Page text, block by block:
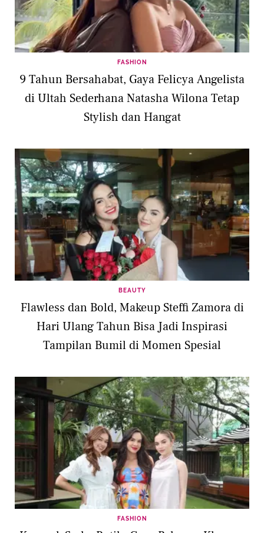
FASHION
9 Tahun Bersahabat, Gaya Felicya Angelista
di Ultah Sederhana Natasha Wilona Tetap
Stylish dan Hangat
BEAUTY
Flawless dan Bold, Makeup Steffi Zamora di
Hari Ulang Tahun Bisa Jadi Inspirasi
Tampilan Bumil di Momen Spesial
FASHION